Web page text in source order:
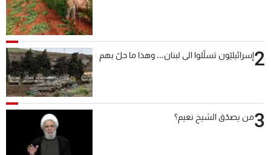
2إسرائيليّون تسلّلوا الى لبنان... وهذا ما حلّ بهم
3من يصدّق الشيخ نعيم؟